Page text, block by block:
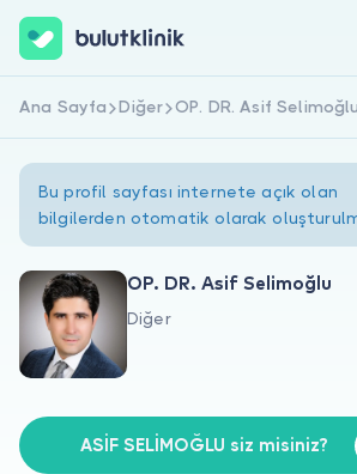
Hakkımızda
Doktorlar için
Hemen Kaydol
Ana Sayfa Diğer OP. DR. Asif Selimoğlu
Bu profil sayfası internete açık olan
bilgilerden otomatik olarak
OP. DR. Asif Selimoğlu
Diğer
ASİF SELİMOĞLU siz misiniz?